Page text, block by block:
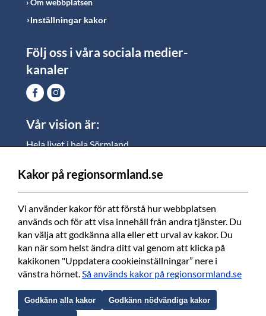
Om webbplatsen
Inställningar kakor
Följ oss i våra sociala medier-
kanaler
Vår vision är:
Hela livet i hela Sörmland.
vi vill skapa jämlika möjligheter för både
medarbetare och invånare att växa.
Vi är en tillgänglig region som varje dag förbättrar
livskvaliteten för alla som bor och verkar i Sörmland.
Vi är en pålitlig samhällsaktör som använder våra
resurser för en positiv utveckling i ett välmående län.
Tillsammans finns vi här när det bästa händer och
när det värsta inträffar.
Kakor på regionsormland.se
Vi använder kakor för att förstå hur webbplatsen
används och för att visa innehåll från andra tjänster. Du
kan välja att godkänna alla eller ett urval av kakor. Du
kan när som helst ändra ditt val genom att klicka på
kakikonen "Uppdatera cookieinställningar” nere i
vänstra hörnet. Så används kakor på regionsormland.se
Godkänn alla kakor Godkänn nödvändiga kakor